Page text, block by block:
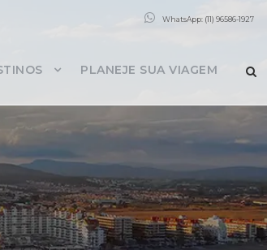
WhatsApp: (11) 96586-1927
PLANEJE SUA VIAGEM